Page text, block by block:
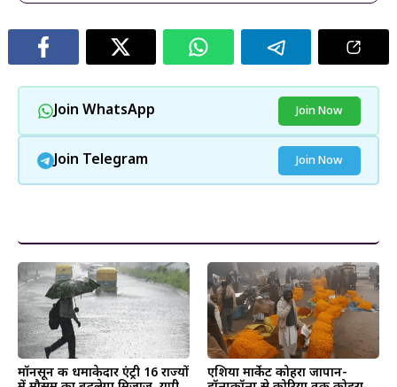
Join WhatsApp Join Now
Join Telegram Join Now
मॉनसून की धमाकेदार एंट्री 16 राज्यों
एशिया मार्केट कोहरा जापान-